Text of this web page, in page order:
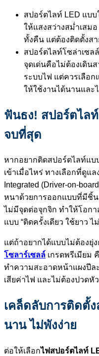
สปอร์ตไลท์ LED แบบ
ให้แสงสว่างสม่ำเสม
ทั้งคืน แต่ต้องติดตั้งสา
สปอร์ตไลท์โซล่าเซลล์
จุดเด่นคือไม่ต้องเดิน
ระบบไฟ แต่ควรเลือ
ให้ใช้งานได้นานและไ
ฟันธง! สปอร์ตไล
จบที่สุด
หากอยากติดสปอร์ตไลท์แบ
เข้าเมื่อไหร่ ทางเลือกที่ดูแ
Integrated (Driver-on-
หนาด้วยการออกแบบที่มีชิ้น
ไม่มีจุดต่อจุกจิก ทำให้โอก
แบบ “ติดครั้งเดียว ใช้ยาว ไ
แต่ถ้าอยากได้แบบไม่ต้องยุ่
โซลาร์เซลล์ เกรดพรีเมียม
ทำความสะอาดหน้าแผงปีล
เสียค่าไฟ และไม่ต้องปวดหั
เคล็ดลับการติดตั้
นาน ไม่พังง่าย
ต่อให้เลือกไฟสปอร์ตไลท์